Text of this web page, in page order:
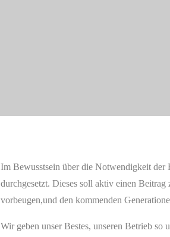
Im Bewusstsein über die Notwendigkeit
durchgesetzt. Dieses soll aktiv einen
vorbeugen,und den kommenden
Wir geben unser Bestes, unseren Betrieb